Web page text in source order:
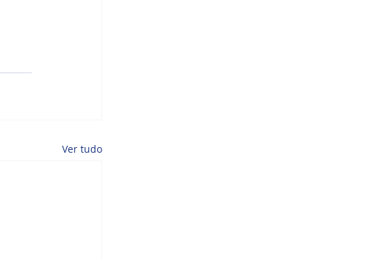
Ver tudo